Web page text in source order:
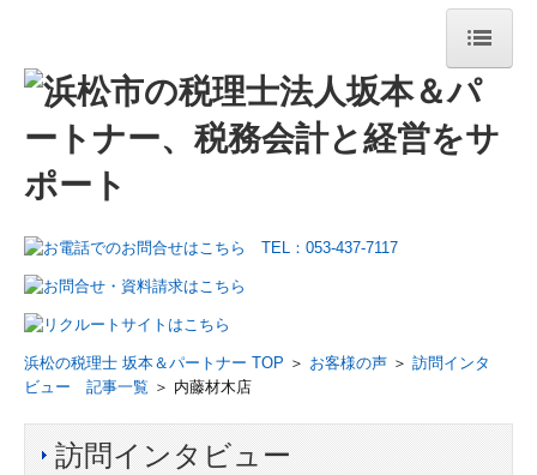
ホーム
選ばれる理由
理事長挨拶
所長挨拶
職員紹介
事務所概要
浜松の税理士 坂本＆パートナー TOP ＞ お客様の声 ＞ 訪問インタ
ビュー 記事一覧 ＞ 内藤材木店
訪問インタビュー